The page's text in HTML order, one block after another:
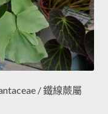
/ 鐵線蕨屬